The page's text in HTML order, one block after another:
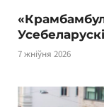
7 жніўня 2026